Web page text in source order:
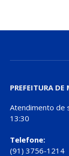
PREFEITURA
Atendimento de
13:30
Telefone:
(91) 3756-1214